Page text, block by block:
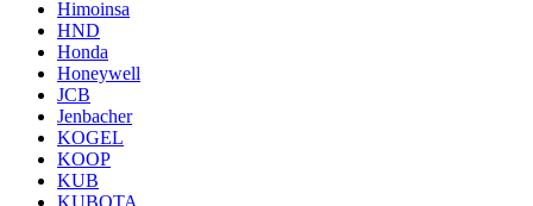
Himoinsa
HND
Honda
Honeywell
JCB
Jenbacher
KOGEL
KOOP
KUB
KUBOTA